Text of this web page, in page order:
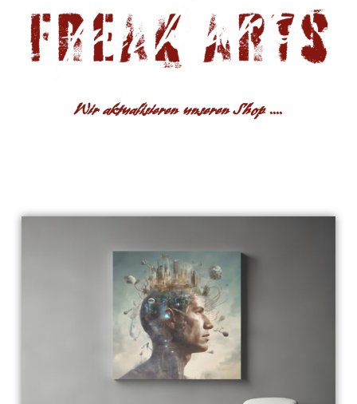
Wir aktualisieren unseren Shop ....